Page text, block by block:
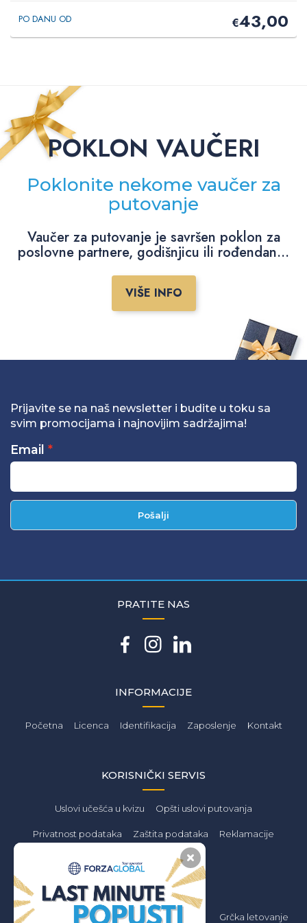
PO DANU OD €43,00
POKLON VAUČERI
Poklonite nekome vaučer za
putovanje
Vaučer za putovanje je savršen poklon za
poslovne partnere, godišnjicu ili rođendan...
VIŠE INFO
Prijavite se na naš newsletter i budite u toku sa
svim promocijama i najnovijim sadržajima!
Email
Pošalji
INFORMACIJE
Početna Licenca Identifikacija Zaposlenje Kontakt
KORISNIČKI SERVIS
Uslovi učešća u kvizu Opšti uslovi putovanja
Privatnost podataka Zaštita podataka Reklamacije
PONUDA
Letovanje 2026
Grčka Letovanje
Grčka letovanje
PRATITE NAS